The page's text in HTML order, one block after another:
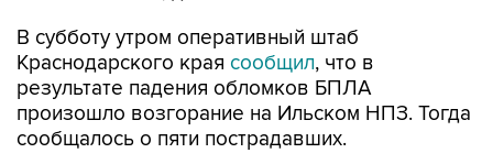
В субботу утром оперативный штаб
Краснодарского края сообщил, что в
результате падения обломков БПЛА
произошло возгорание на Ильском НПЗ. Тогда
сообщалось о пяти пострадавших.